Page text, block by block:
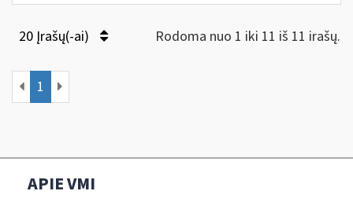
20 Įrašų(-ai) Rodoma nuo 1 iki 11 iš 11 irašų.
1
APIE VMI